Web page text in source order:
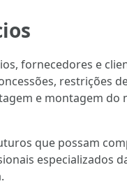
fornecedores e
restrições
e montagem do
que possam
especializados